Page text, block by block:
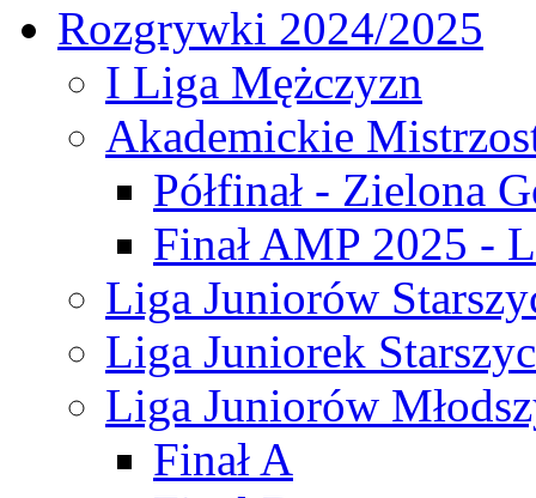
Rozgrywki 2024/2025
I Liga Mężczyzn
Akademickie
Półfinał - Zielona
Finał AMP 2025 -
Liga Juniorów
Liga Juniorek
Liga Juniorów
Finał A